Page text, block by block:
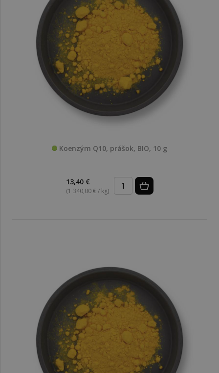
Koenzým Q10, prášok, BIO, 10 g
13,40 €
(1 340,00 € / kg)